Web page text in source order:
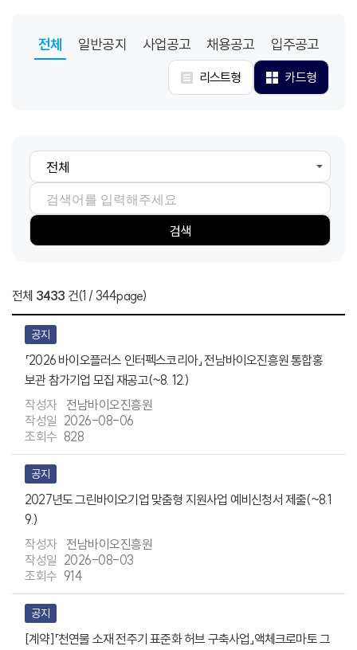
리스트형 카드형
전체 일반공지 사업공고 채용공고 입주공고
검색
전체 3433 건(1 / 344page)
공지
「2026 바이오플러스 인터펙스코리아」 전남바이오진흥원 통합홍
보관 참가기업 모집 재공고(~8. 12.)
전남바이오진흥원
2026-08-06
828
공지
2027년도 그린바이오기업 맞춤형 지원사업 예비신청서 제출(~8.1
9.)
전남바이오진흥원
2026-08-03
914
공지
[계약]「천연물 소재 전주기 표준화 허브 구축사업」액체크로마토 그